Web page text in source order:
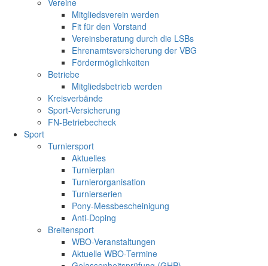
Vereine
Mitgliedsverein werden
Fit für den Vorstand
Vereinsberatung durch die LSBs
Ehrenamtsversicherung der VBG
Fördermöglichkeiten
Betriebe
Mitgliedsbetrieb werden
Kreisverbände
Sport-Versicherung
FN-Betriebecheck
Sport
Turniersport
Aktuelles
Turnierplan
Turnierorganisation
Turnierserien
Pony-Messbescheinigung
Anti-Doping
Breitensport
WBO-Veranstaltungen
Aktuelle WBO-Termine